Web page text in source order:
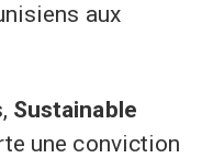
aux
Sustainable
une conviction